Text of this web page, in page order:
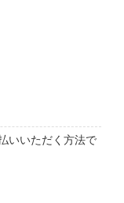
いいただく方法で